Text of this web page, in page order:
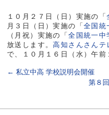
１０月２７日（日）実施の「
月３日（日）実施の「全国統
（月祝）実施の「全国統一中
放送します。高知さんさんテ
で、１０月１６日（水）午前
← 私立中高 学校説明会開催
第８